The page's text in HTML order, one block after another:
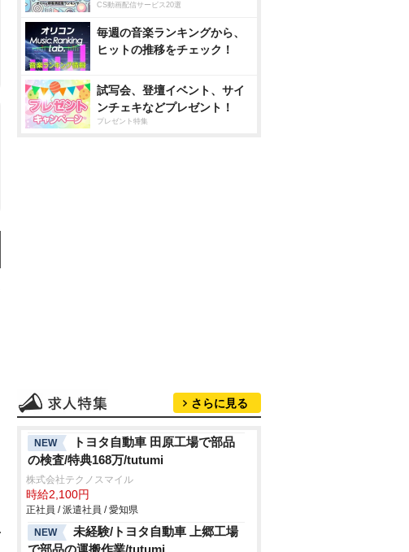
CS動画配信サービス20選
毎週の音楽ランキングから、
ヒットの推移をチェック！
試写会、登壇イベント、サイ
ンチェキなどプレゼント！
プレゼント特集
さらに見る
NEW
トヨタ自動車 田原工場で部品
の検査/特典168万/tutumi
株式会社テクノスマイル
時給2,100円
正社員 / 派遣社員 / 愛知県
NEW
未経験/トヨタ自動車 上郷工場
で部品の運搬作業/tutumi